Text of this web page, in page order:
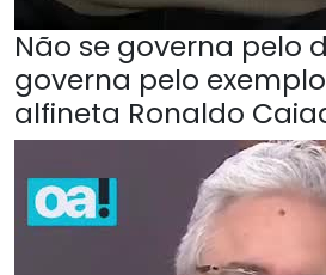
Não se governa pelo
governa pelo
alfineta Ronaldo